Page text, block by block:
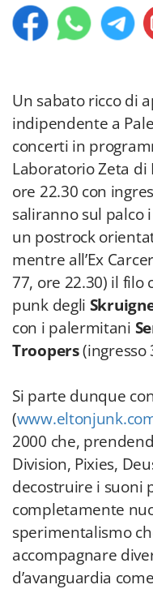
Un sabato ricco di
indipendente a
concerti in
Laboratorio Zeta di
ore 22.30 con
saliranno sul palco
un postrock
mentre all’Ex
77, ore 22.30) il filo
punk degli
con i palermitani
Troopers(ingresso
Si parte dunque
(
2000 che,
Division, Pixies,
decostruire i suoni
completamente
sperimentalismo
accompagnare
d’avanguardia